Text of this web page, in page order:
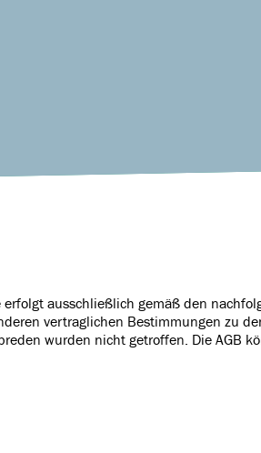
ausschließlich gemäß den
vertraglichen Bestimmungen zu
wurden nicht getroffen. Die AGB